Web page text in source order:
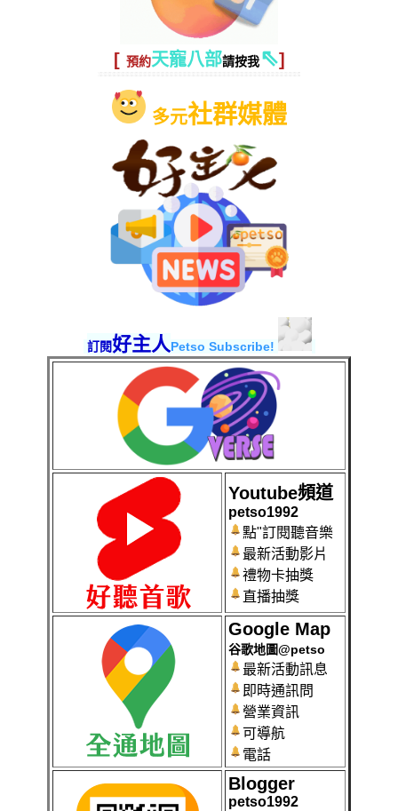
[ 預約天寵八部請按我⇖]
多元社群媒體
訂閱好主人Petso Subscribe!
Youtube頻道
petso1992
點"訂閱聽音樂
最新活動影片
禮物卡抽獎
直播抽獎
Google Map
谷歌地圖@petso
最新活動訊息
即時通訊問
營業資訊
可導航
電話
Blogger
petso1992